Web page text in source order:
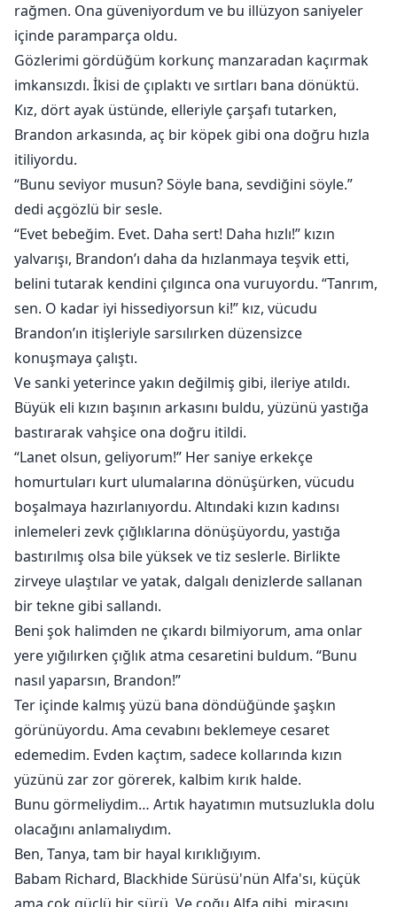
rağmen. Ona güveniyordum ve bu illüzyon saniyeler
içinde paramparça oldu.
Gözlerimi gördüğüm korkunç manzaradan kaçırmak
imkansızdı. İkisi de çıplaktı ve sırtları bana dönüktü.
Kız, dört ayak üstünde, elleriyle çarşafı tutarken,
Brandon arkasında, aç bir köpek gibi ona doğru hızla
itiliyordu.
“Bunu seviyor musun? Söyle bana, sevdiğini söyle.”
dedi açgözlü bir sesle.
“Evet bebeğim. Evet. Daha sert! Daha hızlı!” kızın
yalvarışı, Brandon’ı daha da hızlanmaya teşvik etti,
belini tutarak kendini çılgınca ona vuruyordu. “Tanrım,
sen. O kadar iyi hissediyorsun ki!” kız, vücudu
Brandon’ın itişleriyle sarsılırken düzensizce
konuşmaya çalıştı.
Ve sanki yeterince yakın değilmiş gibi, ileriye atıldı.
Büyük eli kızın başının arkasını buldu, yüzünü yastığa
bastırarak vahşice ona doğru itildi.
“Lanet olsun, geliyorum!” Her saniye erkekçe
homurtuları kurt ulumalarına dönüşürken, vücudu
boşalmaya hazırlanıyordu. Altındaki kızın kadınsı
inlemeleri zevk çığlıklarına dönüşüyordu, yastığa
bastırılmış olsa bile yüksek ve tiz seslerle. Birlikte
zirveye ulaştılar ve yatak, dalgalı denizlerde sallanan
bir tekne gibi sallandı.
Beni şok halimden ne çıkardı bilmiyorum, ama onlar
yere yığılırken çığlık atma cesaretini buldum. “Bunu
nasıl yaparsın, Brandon!”
Ter içinde kalmış yüzü bana döndüğünde şaşkın
görünüyordu. Ama cevabını beklemeye cesaret
edemedim. Evden kaçtım, sadece kollarında kızın
yüzünü zar zor görerek, kalbim kırık halde.
Bunu görmeliydim… Artık hayatımın mutsuzlukla dolu
olacağını anlamalıydım.
Ben, Tanya, tam bir hayal kırıklığıyım.
Babam Richard, Blackhide Sürüsü'nün Alfa'sı, küçük